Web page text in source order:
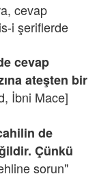
cevap
i şeriflerde
cevap
ateşten bir
İbni Mace]
de
Çünkü
sorun"